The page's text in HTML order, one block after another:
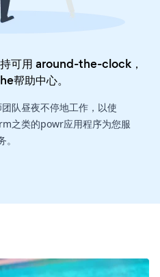
可用 around-the-clock，
帮助中心。
队昼夜不停地工作，以使
之类的powr应用程序为您服
。